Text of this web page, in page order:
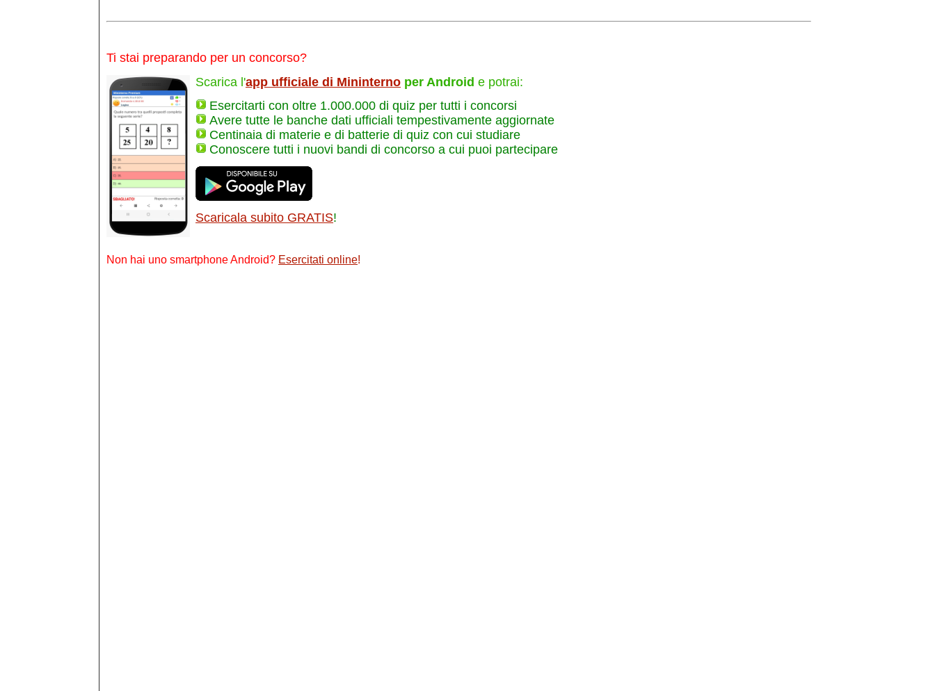
Ti stai preparando per un concorso?
Scarica l'app ufficiale di Mininterno per Android e potrai:
Esercitarti con oltre 1.000.000 di quiz per tutti i concorsi
Avere tutte le banche dati ufficiali tempestivamente aggiornate
Centinaia di materie e di batterie di quiz con cui studiare
Conoscere tutti i nuovi bandi di concorso a cui puoi partecipare
Scaricala subito GRATIS!
Non hai uno smartphone Android? Esercitati online!